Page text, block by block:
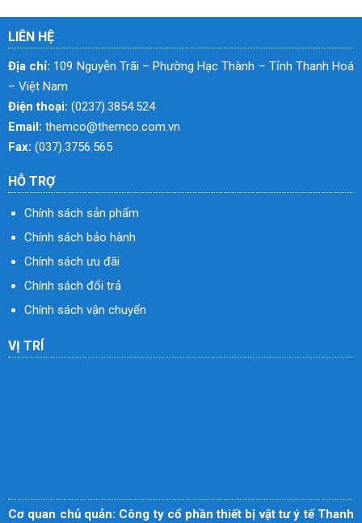
LIÊN HỆ
Địa chỉ: 109 Nguyễn Trãi – Phường Hạc Thành – Tỉnh Thanh Hoá
– Việt Nam
Điện thoại: (0237).3854.524
Email: themco@themco.com.vn
Fax: (037).3756.565
HỖ TRỢ
Chính sách sản phẩm
Chính sách bảo hành
Chính sách ưu đãi
Chính sách đổi trả
Chính sách vận chuyển
VỊ TRÍ
Cơ quan chủ quản: Công ty cổ phần thiết bị vật tư ý tế Thanh